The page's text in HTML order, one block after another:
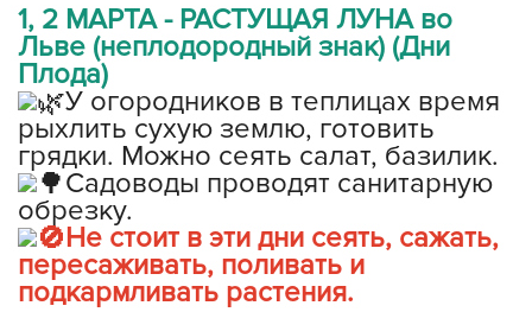
1, 2 МАРТА - РАСТУЩАЯ ЛУНА во
Льве (неплодородный знак) (Дни
Плода)
У огородников в теплицах время
рыхлить сухую землю, готовить
грядки. Можно сеять салат, базилик.
Садоводы проводят санитарную
обрезку.
Не стоит в эти дни сеять, сажать,
пересаживать, поливать и
подкармливать растения.